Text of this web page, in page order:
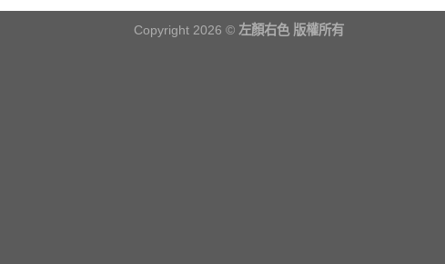
Copyright 2026 © 左顏右色 版權所有